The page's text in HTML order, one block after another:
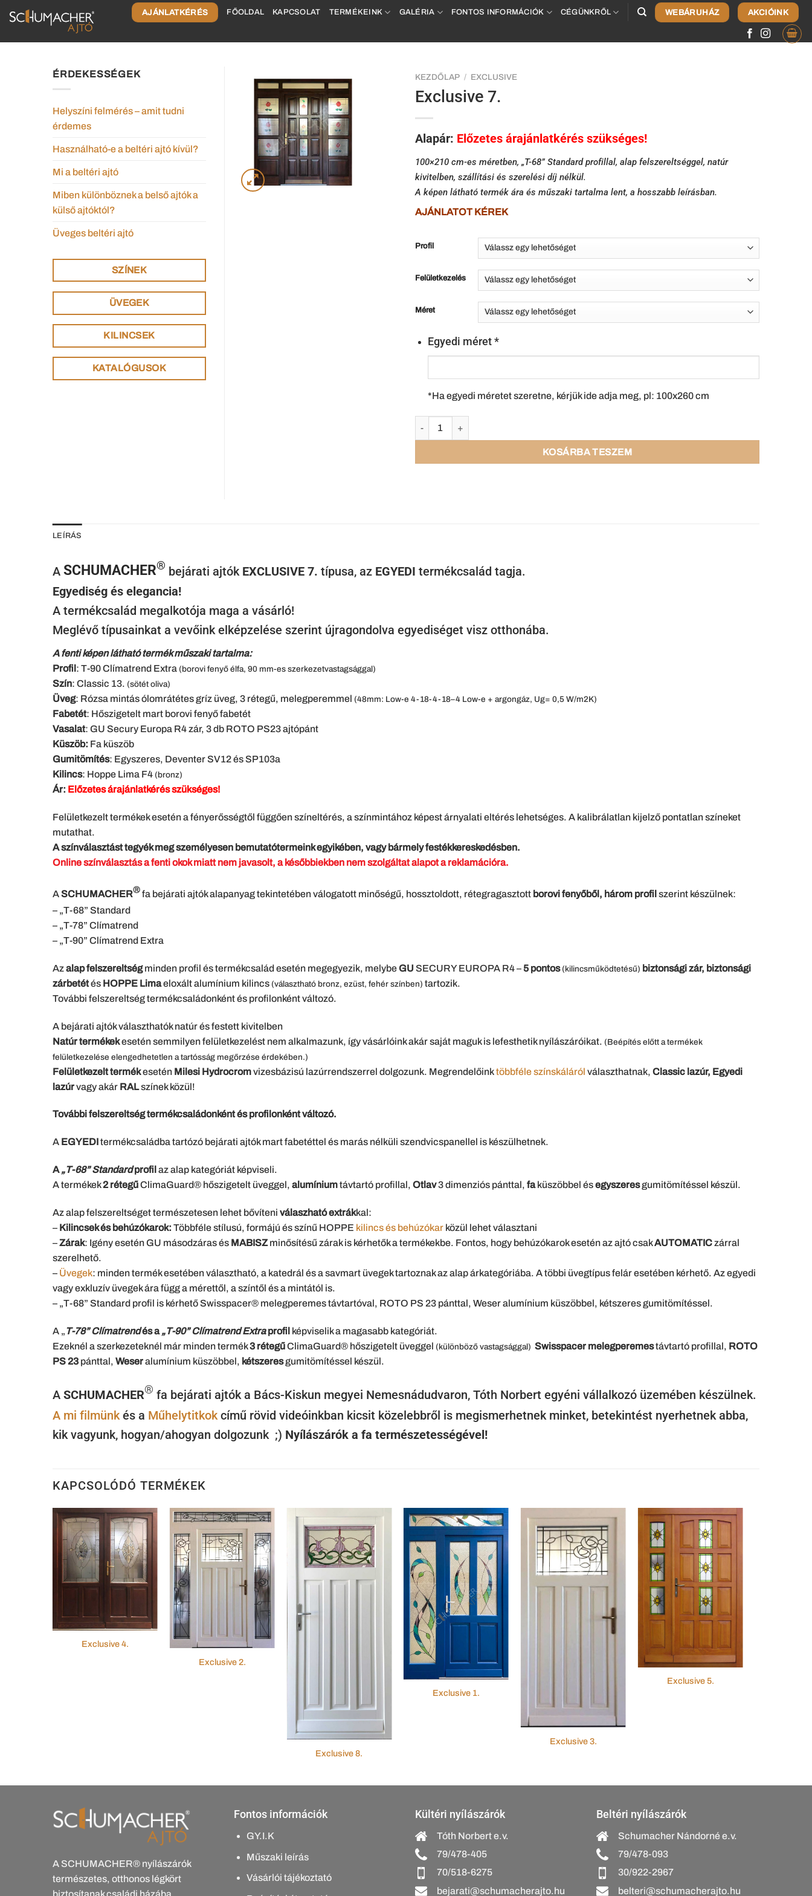
AJÁNLATKÉRÉS FŐOLDAL KAPCSOLAT TERMÉKEINK GALÉRIA FONTOS INFORMÁCIÓK CÉGÜNKRŐL WEBÁRUHÁZ AKCIÓINK
KEZDŐLAP / EXCLUSIVE
Exclusive 7.
Alapár: Előzetes árajánlatkérés szükséges!
100×210 cm-es méretben, „T-68” Standard profillal, alap felszereltséggel, natúr
kivitelben, szállítási és szerelési díj nélkül.
A képen látható termék ára és műszaki tartalma lent, a hosszabb leírásban.
AJÁNLATOT KÉREK
Profil
Felületkezelés
Méret
Egyedi méret*
*Ha egyedi méretet szeretne, kérjük ide adja meg, pl: 100x260 cm
KOSÁRBA TESZEM
ÉRDEKESSÉGEK
Helyszíni felmérés – amit tudni
érdemes
Használható-e a beltéri ajtó kívül?
Mi a beltéri ajtó
Miben különböznek a belső ajtók a
külső ajtóktól?
Üveges beltéri ajtó
SZÍNEK
ÜVEGEK
KILINCSEK
KATALÓGUSOK
LEÍRÁS
A SCHUMACHER® bejárati ajtók EXCLUSIVE 7. típusa, az EGYEDI termékcsalád tagja.
Egyediség és elegancia!
A termékcsalád megalkotója maga a vásárló!
Meglévő típusainkat a vevőink elképzelése szerint újragondolva egyediséget visz otthonába.
A fenti képen látható termék műszaki tartalma:
Profil : T-90 Clímatrend Extra (borovi fenyő élfa, 90 mm-es szerkezetvastagsággal)
Szín: Classic 13. (sötét oliva)
Üveg: Rózsa mintás ólomrátétes gríz üveg, 3 rétegű, melegperemmel (48mm: Low-e 4-18-4-18–4 Low-e + argongáz, Ug= 0,5 W/m2K)
Fabetét: Hőszigetelt mart borovi fenyő fabetét
Vasalat: GU Secury Europa R4 zár, 3 db ROTO PS23 ajtópánt
Küszöb: Fa küszöb
Gumitömítés: Egyszeres, Deventer SV12 és SP103a
Kilincs: Hoppe Lima F4 (bronz)
Ár: Előzetes árajánlatkérés szükséges!
Felületkezelt termékek esetén a fényerősségtől függően színeltérés, a színmintához képest árnyalati eltérés lehetséges. A kalibrálatlan kijelző pontatlan színeket
mutathat.
A színválasztást tegyék meg személyesen bemutatótermeink egyikében, vagy bármely festékkereskedésben.
Online színválasztás a fenti okok miatt nem javasolt, a későbbiekben nem szolgáltat alapot a reklamációra.
ASCHUMACHER®fa bejárati ajtók alapanyag tekintetében válogatott minőségű, hossztoldott, rétegragasztott borovi fenyőből, három profil szerint készülnek:
– „T-68” Standard
– „T-78” Clímatrend
– „T-90” Clímatrend Extra
Azalap felszereltségminden profil és termékcsalád esetén megegyezik, melybeGU SECURY EUROPA R4 –5 pontos (kilincsműködtetésű) biztonsági zár, biztonsági
zárbetétés HOPPE Limaeloxált alumínium kilincs (választható bronz, ezüst, fehér színben) tartozik.
További felszereltség termékcsaládonként és profilonként változó.
A bejárati ajtók választhatók natúr és festett kivitelben
Natúr termékekesetén semmilyen felületkezelést nem alkalmazunk, így vásárlóink akár saját maguk is lefesthetik nyílászáróikat. (Beépítés előtt a termékek
felületkezelése elengedhetetlen a tartósság megőrzése érdekében.)
Felületkezelt termékesetén Milesi Hydrocromvizesbázisú lazúrrendszerrel dolgozunk. Megrendelőinktöbbféle színskáláról választhatnak, Classic lazúr, Egyedi
lazúrvagy akár RALszínek közül!
További felszereltség termékcsaládonként és profilonként változó.
A EGYEDItermékcsaládba tartózó bejárati ajtók mart fabetéttel és marás nélküli szendvicspanellel is készülhetnek.
A„T-68” Standardprofil az alap kategóriát képviseli.
A termékek2 rétegűClimaGuard® hőszigetelt üveggel, alumíniumtávtartó profillal, Otlav3 dimenziós pánttal, faküszöbbel ésegyszeresgumitömítéssel készül.
Az alap felszereltséget természetesen lehet bővíteni válaszható extrákkal:
– Kilincsek és behúzókarok: Többféle stílusú, formájú és színű HOPPE kilincs és behúzókar közül lehet választani
–Zárak: Igény esetén GU másodzáras és MABISZminősítésű zárak is kérhetők a termékekbe. Fontos, hogy behúzókarok esetén az ajtó csakAUTOMATICzárral
szerelhető.
– Üvegek: minden termék esetében választható, a katedrál és a savmart üvegek tartoznak az alap árkategóriába. A többi üvegtípus felár esetében kérhető. Az egyedi
vagy exkluzív üvegek ára függ a mérettől, a színtől és a mintától is.
– „T-68” Standard profil is kérhető Swisspacer® melegperemes távtartóval, ROTO PS 23 pánttal, Weser alumínium küszöbbel, kétszeres gumitömítéssel.
A „T-78” Clímatrendés a„T-90” Clímatrend Extraprofil képviselik a magasabb kategóriát.
Ezeknél a szerkezeteknél már minden termék3 rétegűClimaGuard® hőszigetelt üveggel (különböző vastagsággal) Swisspacer melegperemestávtartó profillal, ROTO
PS 23 pánttal, Weseralumínium küszöbbel, kétszeresgumitömítéssel készül.
A SCHUMACHER® fa bejárati ajtók a Bács-Kiskun megyei Nemesnádudvaron, Tóth Norbert egyéni vállalkozó üzemében készülnek.
A mi filmünkés a Műhelytitkokcímű rövid videóinkban kicsit közelebbről is megismerhetnek minket, betekintést nyerhetnek abba,
kik vagyunk, hogyan/ahogyan dolgozunk ;) Nyílászárók a fa természetességével!
KAPCSOLÓDÓ TERMÉKEK
Exclusive 4.
Exclusive 2.
Exclusive 8.
Exclusive 1.
Exclusive 3.
Exclusive 5.
A SCHUMACHER® nyílászárók
természetes, otthonos légkört
biztosítanak családi házába,
Fontos információk
GY.I.K
Műszaki leírás
Vásárlói tájékoztató
Kültéri nyílászárók
Tóth Norbert e.v.
79/478-405
70/518-6275
bejarati@schumacherajto.hu
Beltéri nyílászárók
Schumacher Nándorné e.v.
79/478-093
30/922-2967
belteri@schumacherajto.hu